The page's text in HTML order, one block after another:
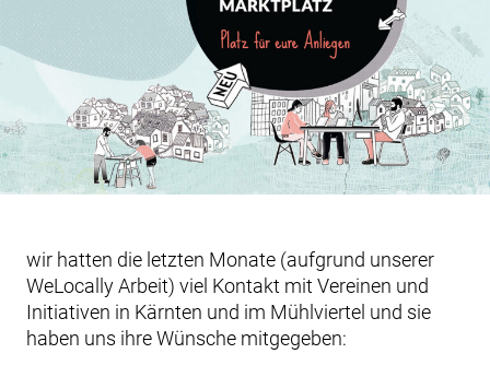
wir hatten die letzten Monate (aufgrund unserer
WeLocally Arbeit) viel Kontakt mit Vereinen und
Initiativen in Kärnten und im Mühlviertel und sie
haben uns ihre Wünsche mitgegeben: